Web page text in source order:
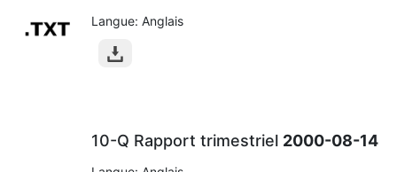
Langue: Anglais
10-Q Rapport trimestriel 2000-08-14